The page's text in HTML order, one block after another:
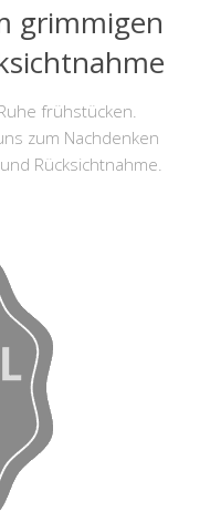
grimmigen
frühstücken.
zum Nachdenken
Rücksichtnahme.